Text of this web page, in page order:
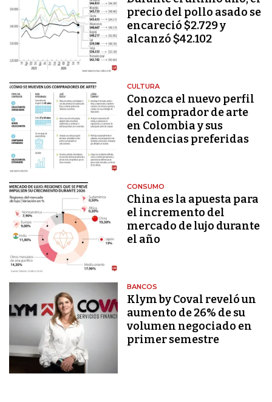
precio del pollo asado se
encareció $2.729 y
alcanzó $42.102
CULTURA
Conozca el nuevo perfil
del comprador de arte
en Colombia y sus
tendencias preferidas
CONSUMO
China es la apuesta para
el incremento del
mercado de lujo durante
el año
BANCOS
Klym by Coval reveló un
aumento de 26% de su
volumen negociado en
primer semestre